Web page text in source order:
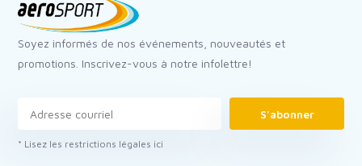
Soyez informés de nos événements, nouveautés et
promotions. Inscrivez-vous à notre infolettre!
S'abonner
* Lisez les restrictions légales ici